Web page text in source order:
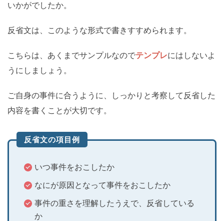
いかがでしたか。
反省文は、このような形式で書きすすめられます。
こちらは、あくまでサンプルなのでテンプレにはしないよ
うにしましょう。
ご自身の事件に合うように、しっかりと考察して反省した
内容を書くことが大切です。
反省文の項目例
いつ事件をおこしたか
なにが原因となって事件をおこしたか
事件の重さを理解したうえで、反省している
か